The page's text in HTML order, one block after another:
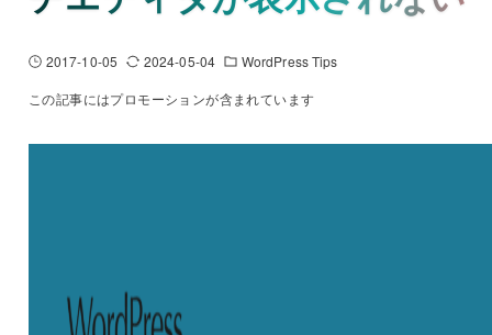
2017-10-05 2024-05-04
WordPress Tips
この記事にはプロモーションが含まれています